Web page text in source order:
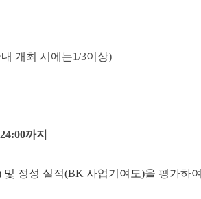
개최 시에는1/3이상)
까지
및 정성 실적(BK 사업기여도)을 평가하여